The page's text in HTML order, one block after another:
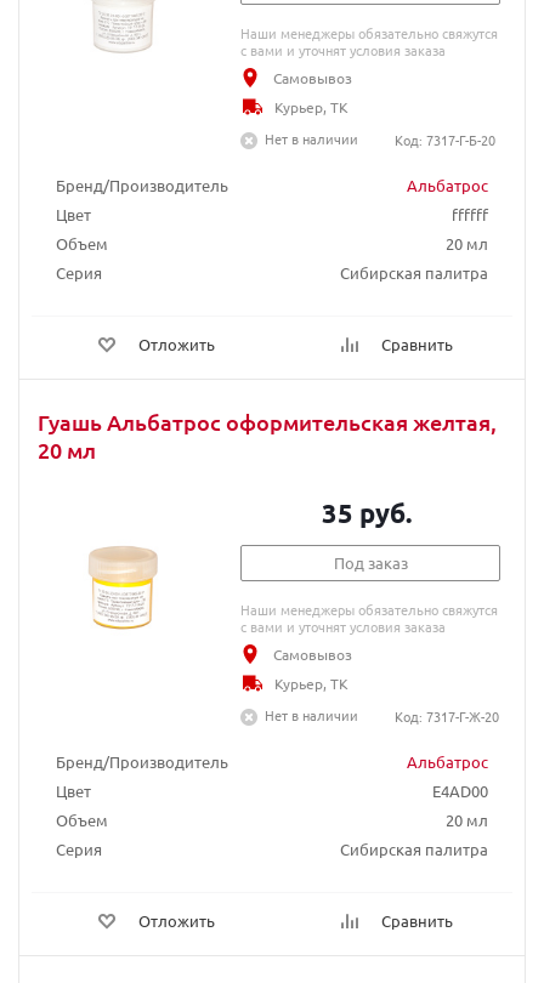
Бренд/Производитель
Альбатрос
Цвет
ffffff
Объем
20 мл
Серия
Сибирская палитра
Отложить Сравнить
Наши менеджеры обязательно свяжутся
с вами и уточнят условия заказа
Самовывоз
Курьер, ТК
Нет в наличии
Код: 7317-Г-Б-20
Гуашь Альбатрос оформительская желтая,
20 мл
Бренд/Производитель
Альбатрос
Цвет
E4AD00
Объем
20 мл
Серия
Сибирская палитра
Отложить Сравнить
35 руб.
Под заказ
Наши менеджеры обязательно свяжутся
с вами и уточнят условия заказа
Самовывоз
Курьер, ТК
Нет в наличии
Код: 7317-Г-Ж-20